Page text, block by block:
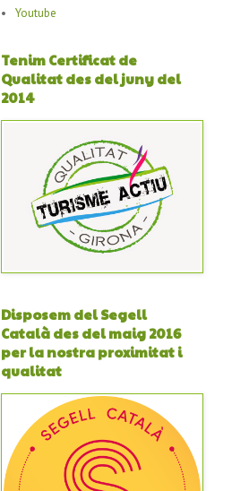
Youtube
Tenim Certificat de
Qualitat des del juny del
2014
Disposem del Segell
Català des del maig 2016
per la nostra proximitat i
qualitat